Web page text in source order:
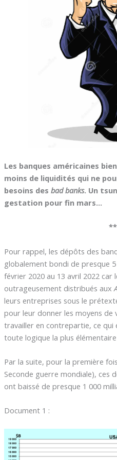
Les banques américaines
moins de liquidités qui ne
besoins des bad banks. Un
gestation pour fin mars…
Pour rappel, les dépôts des
globalement bondi de presque
février 2020 au 13 avril 2022
outrageusement distribués aux
leurs entreprises sous le
pour leur donner les moyens
travailler en contrepartie, ce
toute logique la plus élémentaire
Par la suite, pour la première
Seconde guerre mondiale), ces
ont baissé de presque 1 000
Document 1 :